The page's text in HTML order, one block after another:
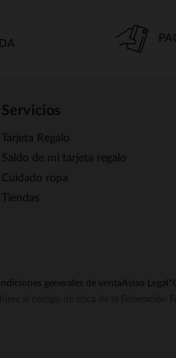
Servicios
Tarjeta Regalo
Saldo de mi tarjeta regalo
Cuidado ropa
Tiendas
generales de ventaAviso Legal